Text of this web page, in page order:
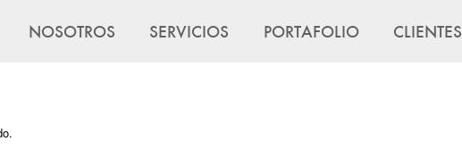
NOSOTROS SERVICIOS PORTAFOLIO CLIENTES